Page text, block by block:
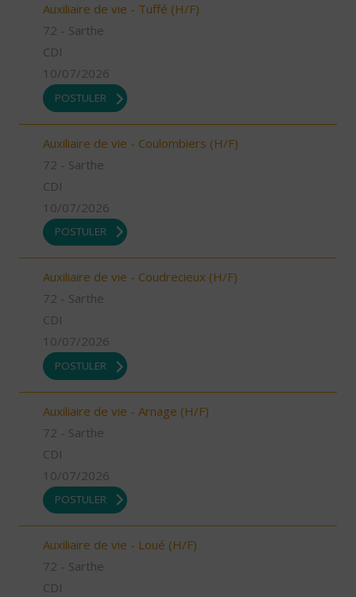
Auxiliaire de vie - Tuffé (H/F)
72 - Sarthe
CDI
10/07/2026
POSTULER
Auxiliaire de vie - Coulombiers (H/F)
72 - Sarthe
CDI
10/07/2026
POSTULER
Auxiliaire de vie - Coudrecieux (H/F)
72 - Sarthe
CDI
10/07/2026
POSTULER
Auxiliaire de vie - Arnage (H/F)
72 - Sarthe
CDI
10/07/2026
POSTULER
Auxiliaire de vie - Loué (H/F)
72 - Sarthe
CDI